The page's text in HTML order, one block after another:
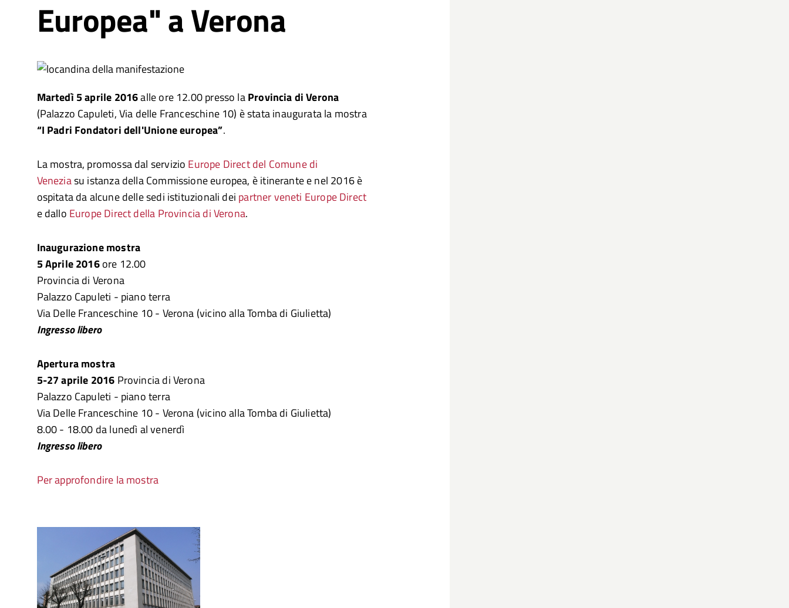
Europea" a Verona
Martedì 5 aprile 2016alle ore 12.00 presso laProvincia di Verona
(Palazzo Capuleti, Via delle Franceschine 10) è stata inaugurata la mostra
“I Padri Fondatori dell'Unione europea”.
La mostra, promossa dal servizio Europe Direct del Comune di
Veneziasu istanza della Commissione europea, è itinerante e nel 2016 è
ospitata da alcune delle sedi istituzionali dei partner veneti Europe Direct
e dallo Europe Direct della Provincia di Verona.
Inaugurazione mostra
5 Aprile 2016ore 12.00
Provincia di Verona
Palazzo Capuleti - piano terra
Via Delle Franceschine 10 - Verona (vicino alla Tomba di Giulietta)
Ingresso libero
Apertura mostra
5-27 aprile 2016 Provincia di Verona
Palazzo Capuleti - piano terra
Via Delle Franceschine 10 - Verona (vicino alla Tomba di Giulietta)
8.00 - 18.00 da lunedì al venerdì
Ingresso libero
Per approfondire la mostra